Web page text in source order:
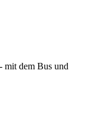
mit dem Bus und